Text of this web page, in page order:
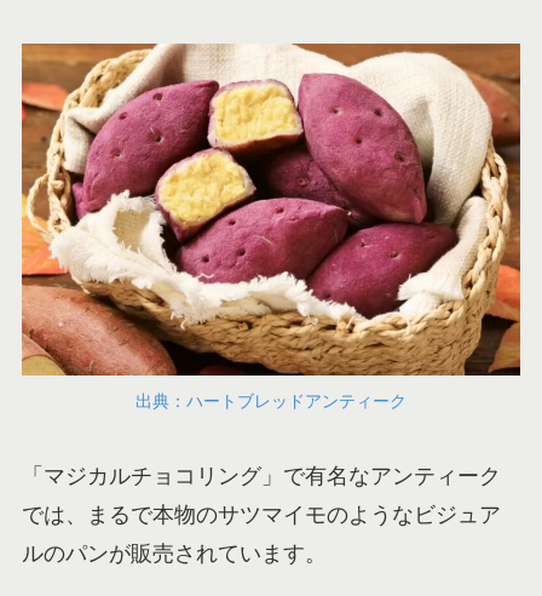
出典：ハートブレッドアンティーク
「マジカルチョコリング」で有名なアンティーク
では、まるで本物のサツマイモのようなビジュア
ルのパンが販売されています。